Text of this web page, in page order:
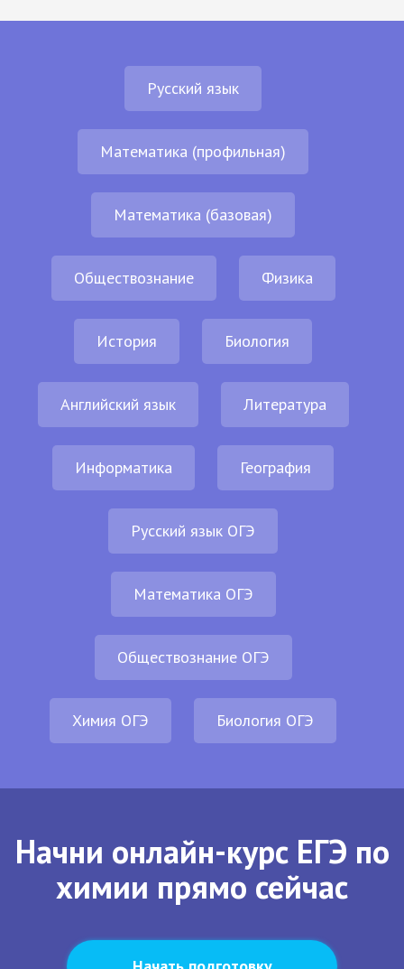
Русский язык
Математика (профильная)
Математика (базовая)
Обществознание Физика
История Биология
Английский язык Литература
Информатика География
Русский язык ОГЭ
Математика ОГЭ
Обществознание ОГЭ
Химия ОГЭ Биология ОГЭ
Начни онлайн-курс ЕГЭ по
химии прямо сейчас